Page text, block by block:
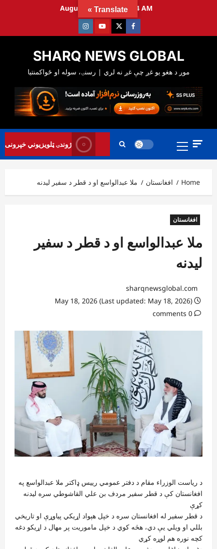
August 8, 2026 4:04:35 AM
Facebook
Twitter
Youtube
Instagram
SHARQ NEWS GLOBAL
Primary
ژوندۍ ټلویزیوني خپرونی
Home افغانستان ملا عبدالواسع او د قطر د سفیر لیدنه
افغانستان
ملا عبدالواسع او د قطر د سفیر
لیدنه
sharqnewsglobal.com
0 comments
د ریاست الوزراء مقام د دفتر عمومي رییس ډاکتر ملا عبدالواسع په
افغانستان کې د قطر سفیر مردف بن علي القاشوطي سره لیدنه
کړې
د قطر سفیر له افغانستان سره د خپل هېواد اړیکي پیاوړې او تاریخي
بللي او ویلي یې دي، هڅه کوي د خپل ماموریت پر مهال د اړیکو دغه
کچه نوره هم لوړه کړي
Translate »